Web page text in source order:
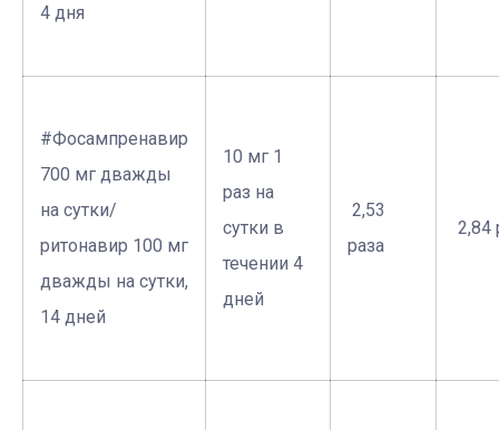
4 дня
#Фосампренавир
700 мг дважды
на сутки/
ритонавир 100 мг
дважды на сутки,
14 дней
10 мг 1
раз на
сутки в
течении 4
дней
­ 2,53
раза
2,84